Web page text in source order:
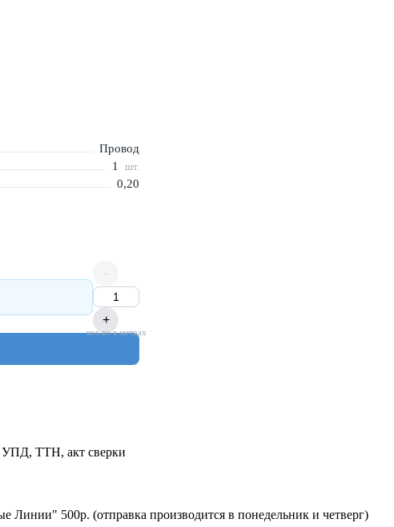
Провод
1 шт.
0,20
-
+
кол-во в метрах
УПД, ТТН, акт сверки
Линии" 500р. (отправка производится в понедельник и четверг)